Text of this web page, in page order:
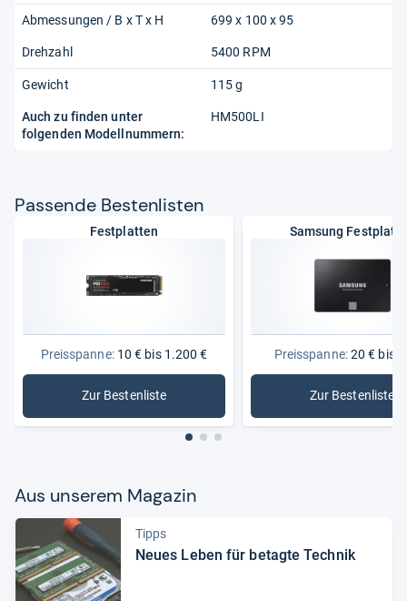
Abmessungen / B x T x H 699 x 100 x 95
Drehzahl 5400 RPM
Gewicht 115 g
Auch zu finden unter
folgenden Modellnummern:
HM500LI
Pas­sende Bes­ten­lis­ten
Festplatten
Preisspanne:10 € bis 1.200 €
Zur Bestenliste
: Festplatten
Samsung
Preisspanne:20 € bis
Zur Bestenliste
:
Aus unse­rem Maga­zin
Tipps
Neues Leben für betagte Tech­nik